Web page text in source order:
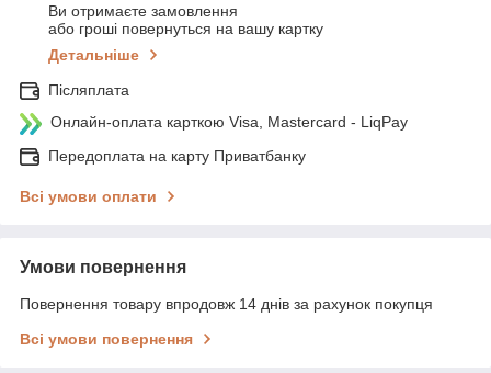
Ви отримаєте замовлення
або гроші повернуться на вашу картку
Детальніше
Післяплата
Онлайн-оплата карткою Visa, Mastercard - LiqPay
Передоплата на карту Приватбанку
Всі умови оплати
Умови повернення
Повернення товару впродовж 14 днів за рахунок покупця
Всі умови повернення